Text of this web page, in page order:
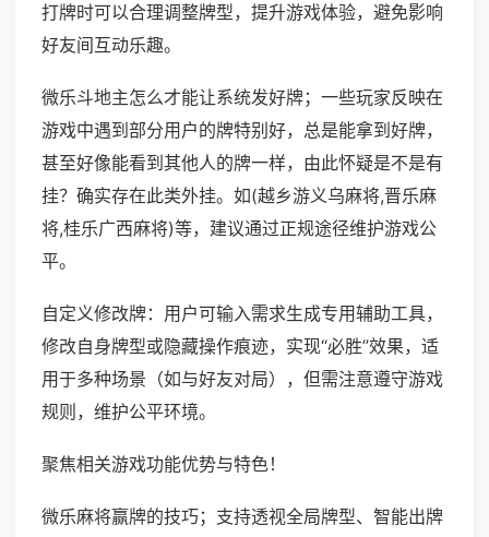
打牌时可以合理调整牌型，提升游戏体验，避免影响
好友间互动乐趣。
微乐斗地主怎么才能让系统发好牌；一些玩家反映在
游戏中遇到部分用户的牌特别好，总是能拿到好牌，
甚至好像能看到其他人的牌一样，由此怀疑是不是有
挂？确实存在此类外挂。如(越乡游义乌麻将,晋乐麻
将,桂乐广西麻将)等，建议通过正规途径维护游戏公
平。
自定义修改牌：用户可输入需求生成专用辅助工具，
修改自身牌型或隐藏操作痕迹，实现“必胜”效果，适
用于多种场景（如与好友对局），但需注意遵守游戏
规则，维护公平环境。
聚焦相关游戏功能优势与特色！
微乐麻将赢牌的技巧；支持透视全局牌型、智能出牌